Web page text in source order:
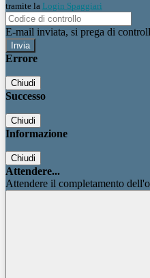
tramite la Login Spaggiari
E-mail inviata, si prega di
Errore
Chiudi
Successo
Chiudi
Informazione
Chiudi
Attendere...
Attendere il completamento